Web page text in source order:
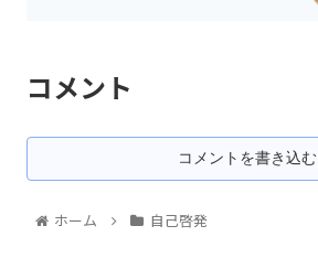
コメント
コメントを書き込む
ホーム 自己啓発